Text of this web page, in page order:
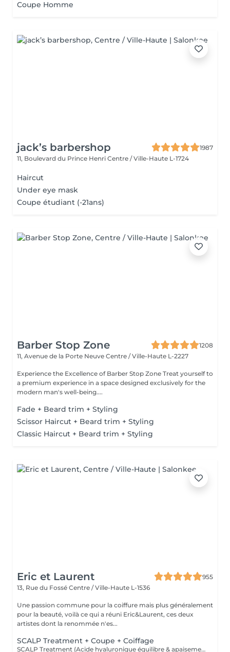
Coupe Homme
jack’s barbershop
1987
11, Boulevard du Prince Henri Centre / Ville-Haute L-1724
Haircut
Under eye mask
Coupe étudiant (-21ans)
Barber Stop Zone
1208
11, Avenue de la Porte Neuve Centre / Ville-Haute L-2227
Experience the Excellence of Barber Stop Zone Treat yourself to
a premium experience in a space designed exclusively for the
modern man's well-being....
Fade + Beard trim + Styling
Scissor Haircut + Beard trim + Styling
Classic Haircut + Beard trim + Styling
Eric et Laurent
955
13, Rue du Fossé Centre / Ville-Haute L-1536
Une passion commune pour la coiffure mais plus généralement
pour la beauté, voilà ce qui a réuni Eric&Laurent, ces deux
artistes dont la renommée n'es...
SCALP Treatment + Coupe + Coiffage
SCALP Treatment (Acide hyaluronique équilibre & apaisement) Pour rééquilibrer et purifier le cuir chevelu. Idéal en cas de démangeaisons, pellicules, sécheresse ou excès de sébum. -Apaise le cuir chevelu -Purifie en douceur -Rééquilibre la barrière protectrice naturelle -Favorise un environnement sain pour la pousse